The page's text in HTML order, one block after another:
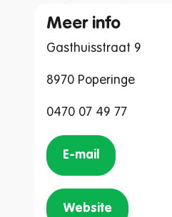
Meer info
Gasthuisstraat 9
8970 Poperinge
0470 07 49 77
E-mail
Website